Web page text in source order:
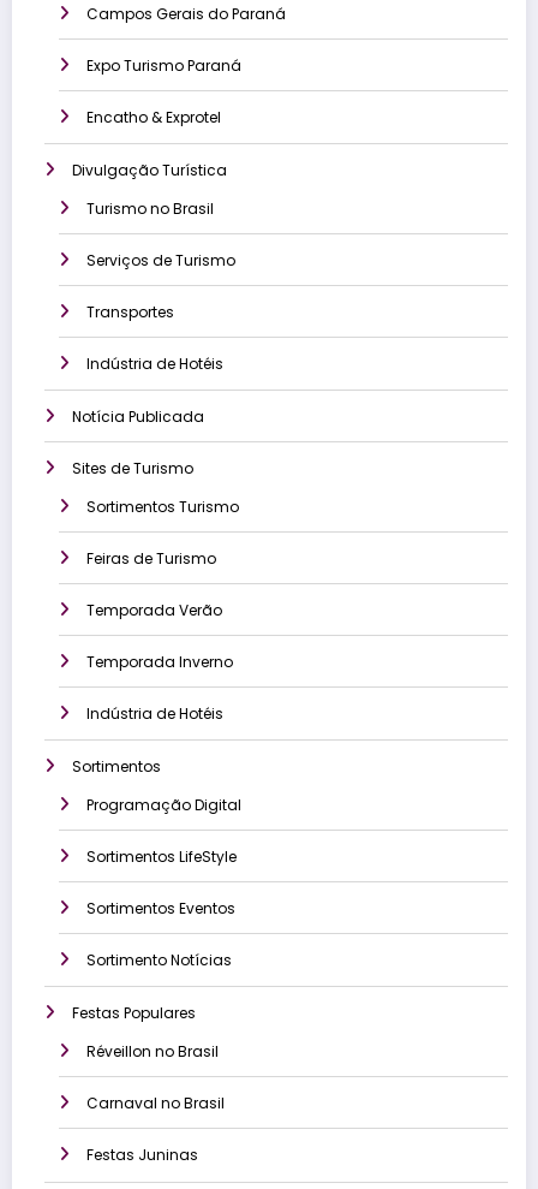
Campos Gerais do Paraná
Expo Turismo Paraná
Encatho & Exprotel
Divulgação Turística
Turismo no Brasil
Serviços de Turismo
Transportes
Indústria de Hotéis
Notícia Publicada
Sites de Turismo
Sortimentos Turismo
Feiras de Turismo
Temporada Verão
Temporada Inverno
Indústria de Hotéis
Sortimentos
Programação Digital
Sortimentos LifeStyle
Sortimentos Eventos
Sortimento Notícias
Festas Populares
Réveillon no Brasil
Carnaval no Brasil
Festas Juninas